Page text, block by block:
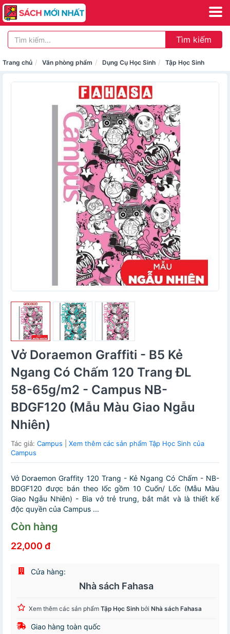
Tìm kiếm
Trang chủ Văn phòng phẩm Dụng Cụ Học Sinh Tập Học Sinh
Vở Doraemon Graffiti - B5 Kẻ
Ngang Có Chấm 120 Trang ĐL
58-65g/m2 - Campus NB-
BDGF120 (Mẫu Màu Giao Ngẫu
Nhiên)
Tác giả: Campus
Xem thêm các sản phẩm Tập Học Sinh của
Campus
Vở Doraemon Graffity 120 Trang - Kẻ Ngang Có Chấm - NB-
BDGF120 được bán theo lốc gồm 10 Cuốn/ Lốc (Mẫu Màu
Giao Ngẫu Nhiên) - Bìa vở trẻ trung, bắt mắt và là thiết kế
độc quyền của Campus ...
Còn hàng
22,000 đ
Cửa hàng:
Nhà sách Fahasa
Xem thêm các sản phẩm Tập Học Sinh bởi Nhà sách Fahasa
Giao hàng toàn quốc